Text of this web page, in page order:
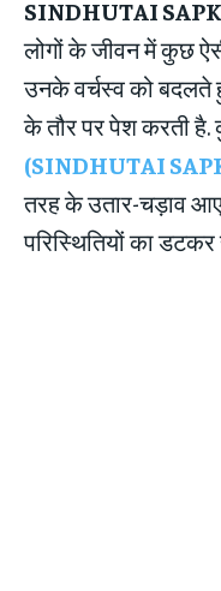
SINDHUTAI
लोगों के जीवन में कुछ
उनके वर्चस्व को बदलते
के तौर पर पेश करती
(SINDHUTAI
तरह के उतार-चड़ाव
परिस्थितियों का डटकर